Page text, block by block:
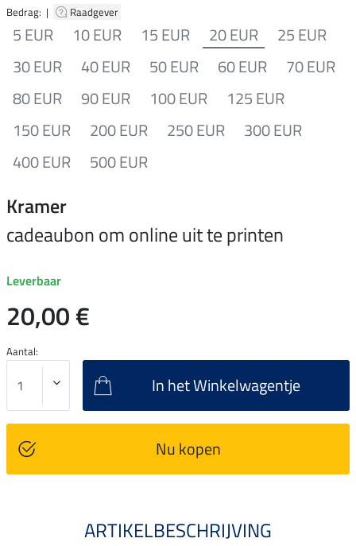
Bedrag: | Raadgever
5 EUR 10 EUR 15 EUR 20 EUR
25 EUR
30 EUR
40 EUR 50 EUR 60 EUR
70 EUR
80 EUR
90 EUR 100 EUR
125 EUR
150 EUR
200 EUR 250 EUR
300 EUR
400 EUR
500 EUR
Kramer
cadeaubon om online uit te printen
Leverbaar
20,00 €
Aantal:
In het Winkelwagentje
Nu kopen
ARTIKELBESCHRIJVING